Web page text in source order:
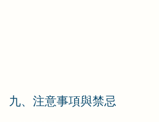
九、注意事項與禁忌